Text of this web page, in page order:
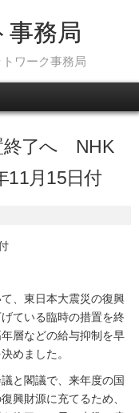
事務局
ワーク事務局
終了へ NHK
月15日付
、東日本大震災の復興
ている臨時の措置を終
層などの給与抑制を早
めました。
と閣議で、来年度の国
興財源に充てるため、